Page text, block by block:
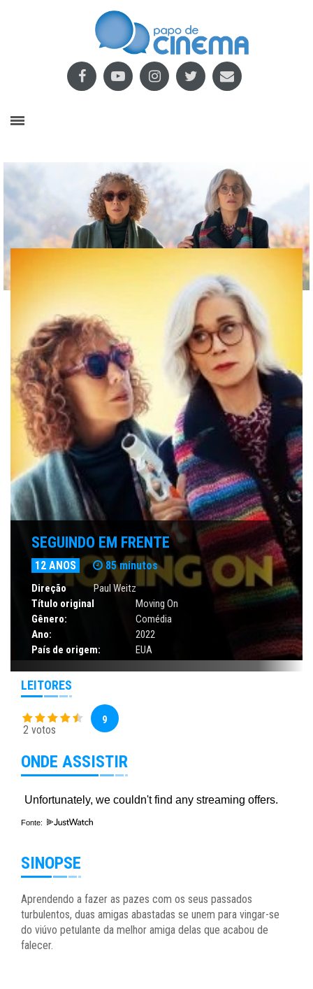
SEGUINDO EM FRENTE
12 ANOS 85 minutos
Direção
Paul Weitz
Título original
Moving On
Gênero:
Comédia
Ano:
2022
País de origem:
EUA
LEITORES
2 votos
9
ONDE ASSISTIR
Fonte:
SINOPSE
Aprendendo a fazer as pazes com os seus passados
turbulentos, duas amigas abastadas se unem para vingar-se
do viúvo petulante da melhor amiga delas que acabou de
falecer.